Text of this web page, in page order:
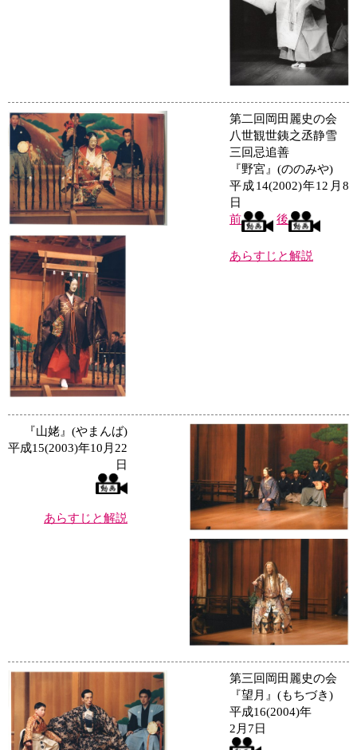
第二回岡田麗史の会
八世観世銕之丞静雪
三回忌追善
『野宮』(ののみや)
平成14(2002)年12月8
日
前
後
あらすじと解説
『山姥』(やまんば)
平成15(2003)年10月22
日
あらすじと解説
第三回岡田麗史の会
『望月』(もちづき)
平成16(2004)年
2月7日